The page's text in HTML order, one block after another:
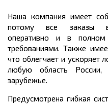
Наша компания имеет
потому все заказы
оперативно и в полном
требованиями. Также
что облегчает и ускоряет
любую область
зарубежье.
Предусмотрена гибкая